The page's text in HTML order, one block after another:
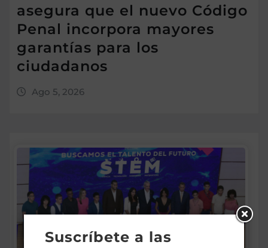
asegura que el nuevo Código
Penal incorpora mayores
garantías para los
ciudadanos
Ago 5, 2026
Suscríbete a las